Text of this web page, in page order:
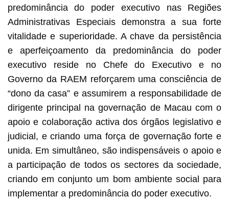
predominância do poder executivo nas Regiões
Administrativas Especiais demonstra a sua forte
vitalidade e superioridade. A chave da persistência
e aperfeiçoamento da predominância do poder
executivo reside no Chefe do Executivo e no
Governo da RAEM reforçarem uma consciência de
“dono da casa” e assumirem a responsabilidade de
dirigente principal na governação de Macau com o
apoio e colaboração activa dos órgãos legislativo e
judicial, e criando uma força de governação forte e
unida. Em simultâneo, são indispensáveis o apoio e
a participação de todos os sectores da sociedade,
criando em conjunto um bom ambiente social para
implementar a predominância do poder executivo.